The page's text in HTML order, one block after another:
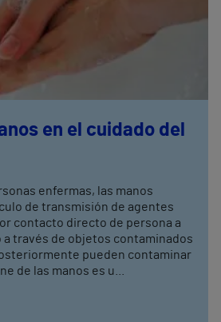
en el cuidado del
enfermas, las manos
de transmisión de agentes
contacto directo de persona a
través de objetos contaminados
pueden contaminar
de las manos es u...